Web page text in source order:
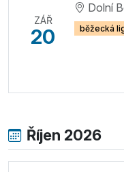
ZÁŘ
20
Dolní
běžecká
Říjen 2026